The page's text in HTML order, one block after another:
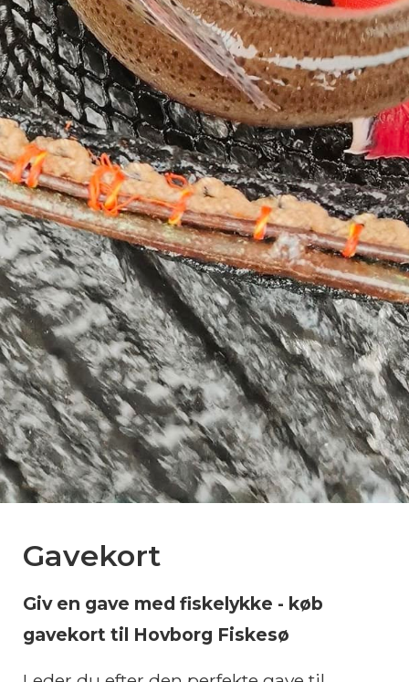
Gavekort
Giv en gave med fiskelykke - køb
gavekort til Hovborg Fiskesø